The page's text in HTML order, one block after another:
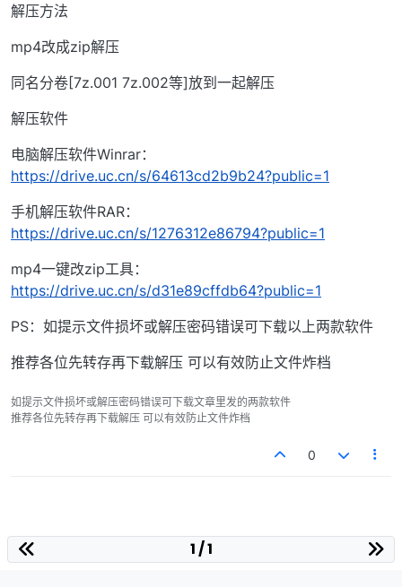
解压方法
mp4改成zip解压
同名分卷[7z.001 7z.002等]放到一起解压
解压软件
电脑解压软件Winrar：
https://drive.uc.cn/s/64613cd2b9b24?public=1
手机解压软件RAR：
https://drive.uc.cn/s/1276312e86794?public=1
mp4一键改zip工具：
https://drive.uc.cn/s/d31e89cffdb64?public=1
PS：如提示文件损坏或解压密码错误可下载以上两款软件
推荐各位先转存再下载解压 可以有效防止文件炸档
如提示文件损坏或解压密码错误可下载文章里发的两款软件
推荐各位先转存再下载解压 可以有效防止文件炸档
0
1 / 1